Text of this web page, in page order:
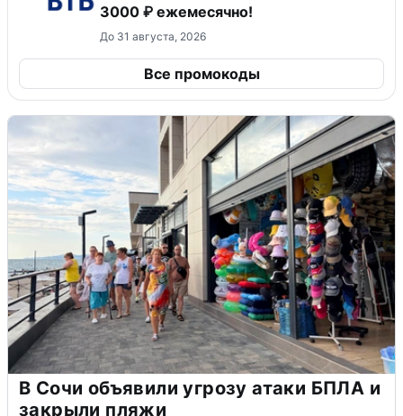
3000 ₽ ежемесячно!
До 31 августа, 2026
Все промокоды
В Сочи объявили угрозу атаки БПЛА и
закрыли пляжи